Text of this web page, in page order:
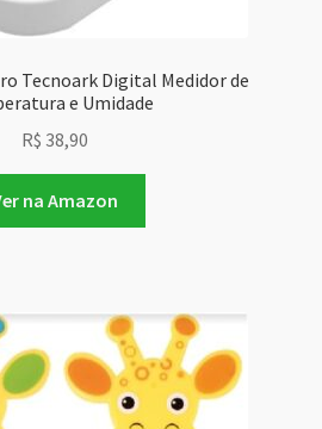
Tecnoark Digital Medidor de
e Umidade
R$ 38,90
na Amazon